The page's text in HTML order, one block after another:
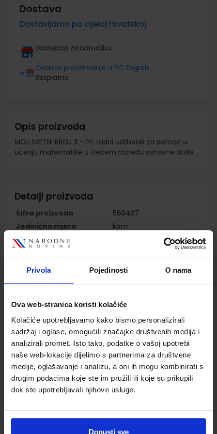
Privola Pojedinosti O nama
Ova web-stranica koristi kolačiće
Kolačiće upotrebljavamo kako bismo personalizirali
sadržaj i oglase, omogućili značajke društvenih medija i
analizirali promet. Isto tako, podatke o vašoj upotrebi
naše web-lokacije dijelimo s partnerima za društvene
medije, oglašavanje i analizu, a oni ih mogu kombinirati s
drugim podacima koje ste im pružili ili koje su prikupili
dok ste upotrebljavali njihove usluge.
Dopusti sve
Dostava
Dostavljamo po cijeloj Hrvatskoj
Dostupno za narudžbu
Osobno preuzimanje u PC Zagreb
Besplatno
Opis proizvoda
MOJ SRETNI BROJ 3 - PP; radni udžbenik za pomoć u
učenju matematike u trećem razredu osnovne škole
Detalji proizvoda
Šifra proizvoda
569467
Jedinična mjera
kom
Nakladnik
ŠKOLSKA KNJIGA d.d.
Sanja Jakovljević Rogić
Prtajin
Školski razred
Nastavni predmet
MATEMATIKA PP
Reg br min
7660